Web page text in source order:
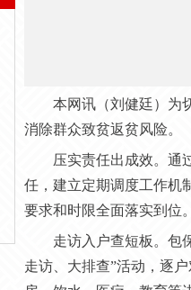
高东南低。属于中温湿润性季
平均无霜期1
本网讯（刘健廷）为
消除群众致贫返贫风险。
压实责任出成效。通
任，建立定期调度工作机
要求和时限全面落实到位。
走访入户查短板。包
走访、大排查”活动，逐